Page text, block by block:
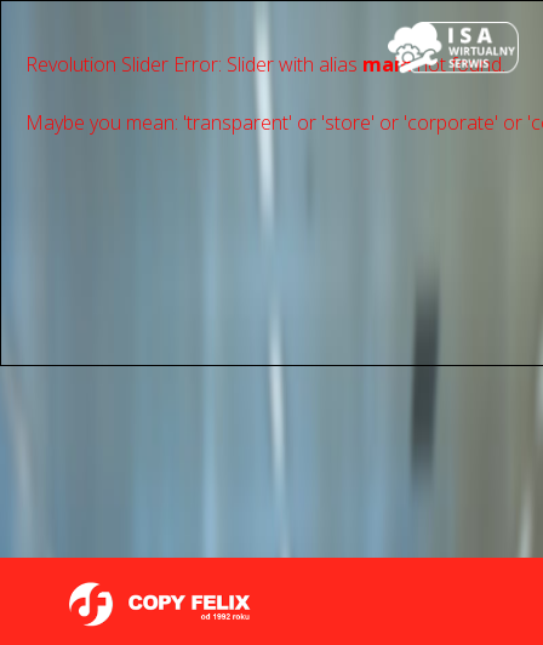
Revolution Slider Error: Slider with alias mainnot found.
Maybe you mean: 'transparent' or 'store' or 'сorporate' or